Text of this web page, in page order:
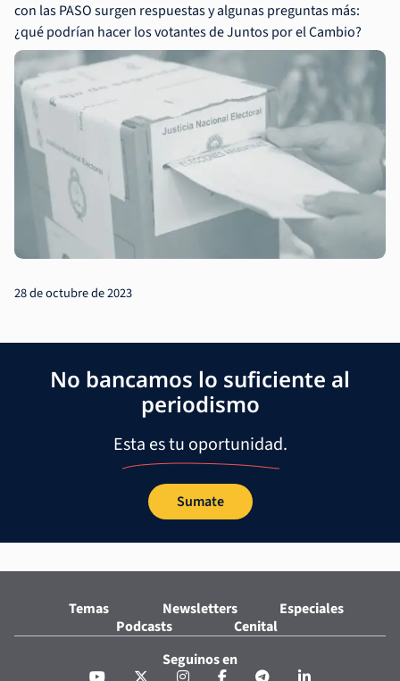
con las PASO surgen respuestas y algunas preguntas más:
¿qué podrían hacer los votantes de Juntos por el Cambio?
28 de octubre de 2023
No bancamos lo suficiente al
periodismo
Esta es tu oportunidad.
Sumate
Temas Newsletters
Especiales
Podcasts
Cenital
Seguinos en